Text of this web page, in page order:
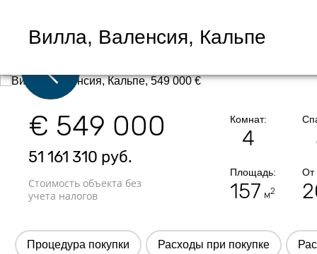
Вилла, Валенсия, Кальпе
€ 549 000
51 161 310 руб.
Стоимость объекта без
учета налогов
Комнат:
4
Площадь:
157 м2
От
Процедура покупки Расходы при покупке